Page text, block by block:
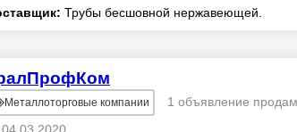
круги, отводы. Довозим до ворот. Работ...
Трубы бесшовной нержавеющей.
Металлоторговые компании
1 объявление продам